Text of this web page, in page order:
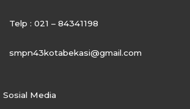
Telp : 021 – 84341198
smpn43kotabekasi@gmail.com
Sosial Media